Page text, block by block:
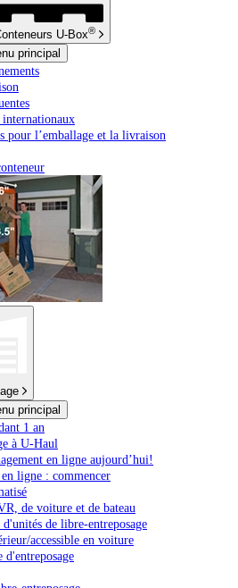
U-Box®
principal
internationaux
pour l’emballage et la livraison
principal
1 an
à U-Haul
en ligne aujourd’hui!
ligne : commencer
de voiture et de bateau
de libre-entreposage
accessible en voiture
d'entreposage